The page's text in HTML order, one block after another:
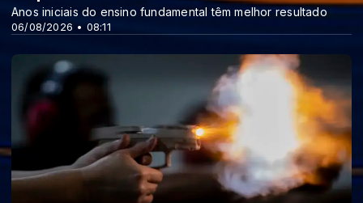
06/08/2026 • 08:11
Anos iniciais do ensino fundamental têm melhor resultado